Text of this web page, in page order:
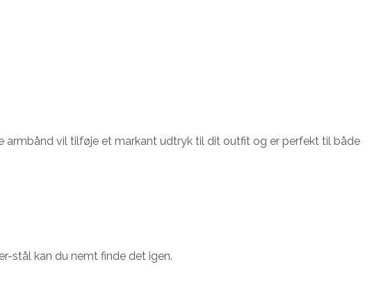
vil tilføje et markant udtryk til dit outfit og er perfekt til både
stål kan du nemt finde det igen.